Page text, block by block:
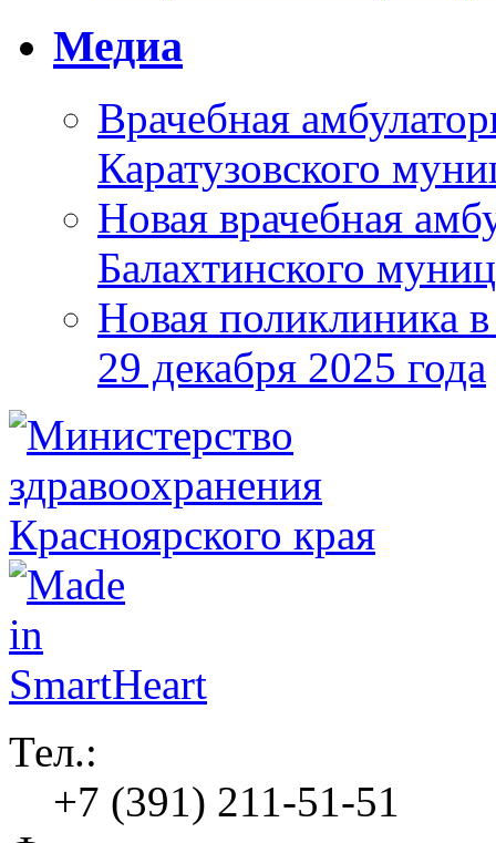
Медиа
Врачебная
Каратузовского
Новая врачебная
Балахтинского
Новая поликлиника
29 декабря 2025 года
Тел.:
+7 (391) 211-51-51